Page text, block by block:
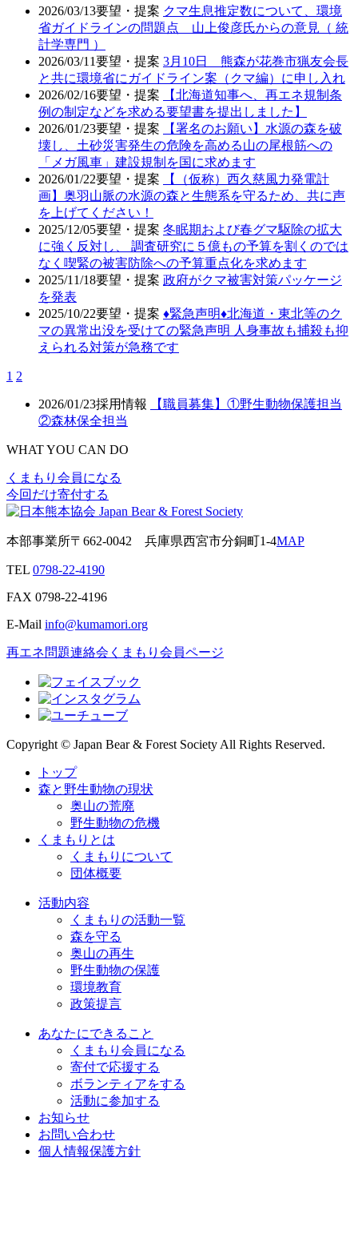
2026/03/13要望・提案 クマ生息推定数について、環境
省ガイドラインの問題点 山上俊彦氏からの意見（ 統
計学専門 ）
2026/03/11要望・提案 3月10日 熊森が花巻市猟友会長
と共に環境省にガイドライン案（クマ編）に申し入れ
2026/02/16要望・提案
【北海道知事へ、再エネ規制条
例の制定などを求める要望書を提出しました】
2026/01/23要望・提案
【署名のお願い】水源の森を破
壊し、土砂災害発生の危険を高める山の尾根筋への
「メガ風車」建設規制を国に求めます
2026/01/22要望・提案
【（仮称）西久慈風力発電計
画】奥羽山脈の水源の森と生態系を守るため、共に声
を上げてください！
2025/12/05要望・提案 冬眠期および春グマ駆除の拡大
に強く反対し、 調査研究に５億もの予算を割くのでは
なく喫緊の被害防除への予算重点化を求めます
2025/11/18要望・提案 政府がクマ被害対策パッケージ
を発表
2025/10/22要望・提案 ♦️緊急声明♦️北海道・東北等のク
マの異常出没を受けての緊急声明 人身事故も捕殺も抑
えられる対策が急務です
1 2
2026/01/23採用情報
【職員募集】①野生動物保護担当
②森林保全担当
WHAT YOU CAN DO
くまもり会員になる
今回だけ寄付する
本部事業所〒662-0042 兵庫県西宮市分銅町1-4MAP
TEL 0798-22-4190
FAX 0798-22-4196
E-Mail info@kumamori.org
再エネ問題連絡会 くまもり会員ページ
Copyright © Japan Bear & Forest Society All Rights Reserved.
トップ
森と野生動物の現状
奥山の荒廃
野生動物の危機
くまもりとは
くまもりについて
団体概要
活動内容
くまもりの活動一覧
森を守る
奥山の再生
野生動物の保護
環境教育
政策提言
あなたにできること
くまもり会員になる
寄付で応援する
ボランティアをする
活動に参加する
お知らせ
お問い合わせ
個人情報保護方針